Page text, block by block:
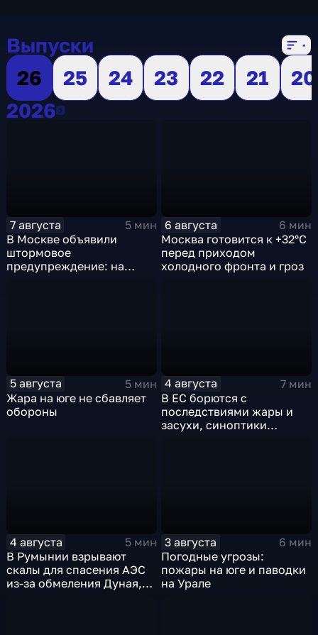
Выпуски
26
25 24 23 22 21
20
20262026
7 августа
5 мин
В Москве объявили
штормовое
предупреждение: на
6 августа
6 мин
Москва готовится к +32°C
перед приходом
холодного фронта и гроз
5 августа
5 мин
Жара на юге не сбавляет
обороны
4 августа
7 мин
В ЕС борются с
последствиями жары и
засухи, синоптики
4 августа
5 мин
В Румынии взрывают
скалы для спасения АЭС
из-за обмеления Дуная,
3 августа
6 мин
Погодные угрозы:
пожары на юге и паводки
на Урале